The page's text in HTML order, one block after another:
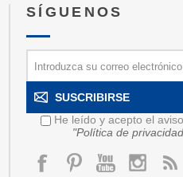
SÍGUENOS
SUSCRIBIRSE
He leído y acepto el
"Política de